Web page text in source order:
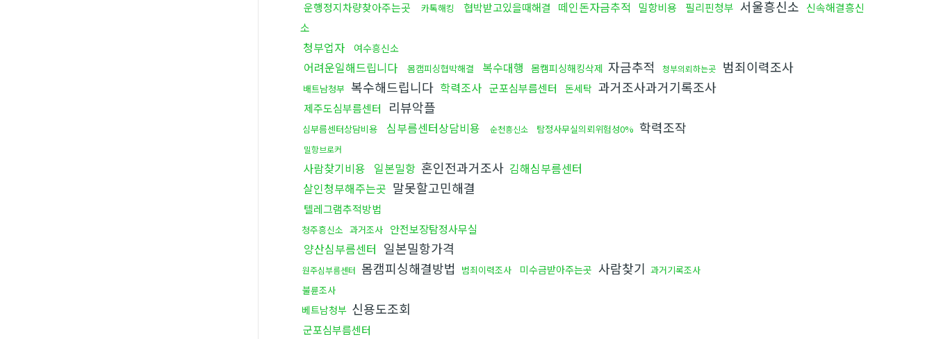
운행정지차량찾아주는곳 카톡해킹 협박받고있을때해결 떼인돈자금추적 밀항비용 필리핀청부 서울흥신소 신속해결흥신
소
청부업자 여수흥신소
어려운일해드립니다 몸캠피싱협박해결 복수대행 몸캠피싱해킹삭제 자금추적 청부의뢰하는곳 범죄이력조사
배트남청부 복수해드립니다 학력조사 군포심부름센터 돈세탁 과거조사과거기록조사
제주도심부름센터 리뷰악플
심부름센터상담비용 심부름센터상담비용 순천흥신소 탐정사무실의뢰위험성0% 학력조작
밀항브로커
사람찾기비용 일본밀항 혼인전과거조사 김해심부름센터
살인청부해주는곳 말못할고민해결
텔레그램추적방법
청주흥신소 과거조사 안전보장탐정사무실
양산심부름센터 일본밀항가격
원주심부름센터 몸캠피싱해결방법 범죄이력조사 미수금받아주는곳 사람찾기 과거기록조사
불륜조사
베트남청부 신용도조회
군포심부름센터